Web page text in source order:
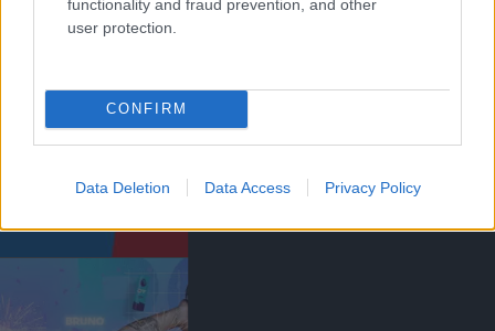
functionality and fraud prevention, and other
user protection.
CONFIRM
Data Deletion Data Access Privacy Policy